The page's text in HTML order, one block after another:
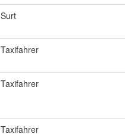
Surt
Taxifahrer
Taxifahrer
Taxifahrer